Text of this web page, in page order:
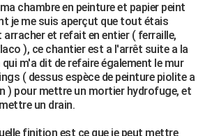
chambre en peinture et papier peint
je me suis aperçut que tout étais
et refait en entier ( ferraille,
), ce chantier est a l'arrêt suite a la
m'a dit de refaire également le mur
( dessus espèce de peinture piolite a
) pour mettre un mortier hydrofuge, et
un drain.
finition est ce que je peut mettre